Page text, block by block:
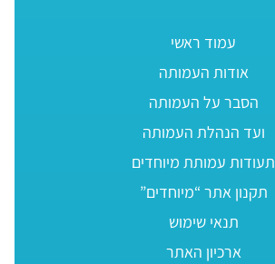
עמוד ראשי
אודות העמותה
הסבר על העמותה
ועד הנהלת העמותה
תעודות עמותת מיוחדים
תקנון אתר “מיוחדים”
תנאי שימוש
ארכיון האתר